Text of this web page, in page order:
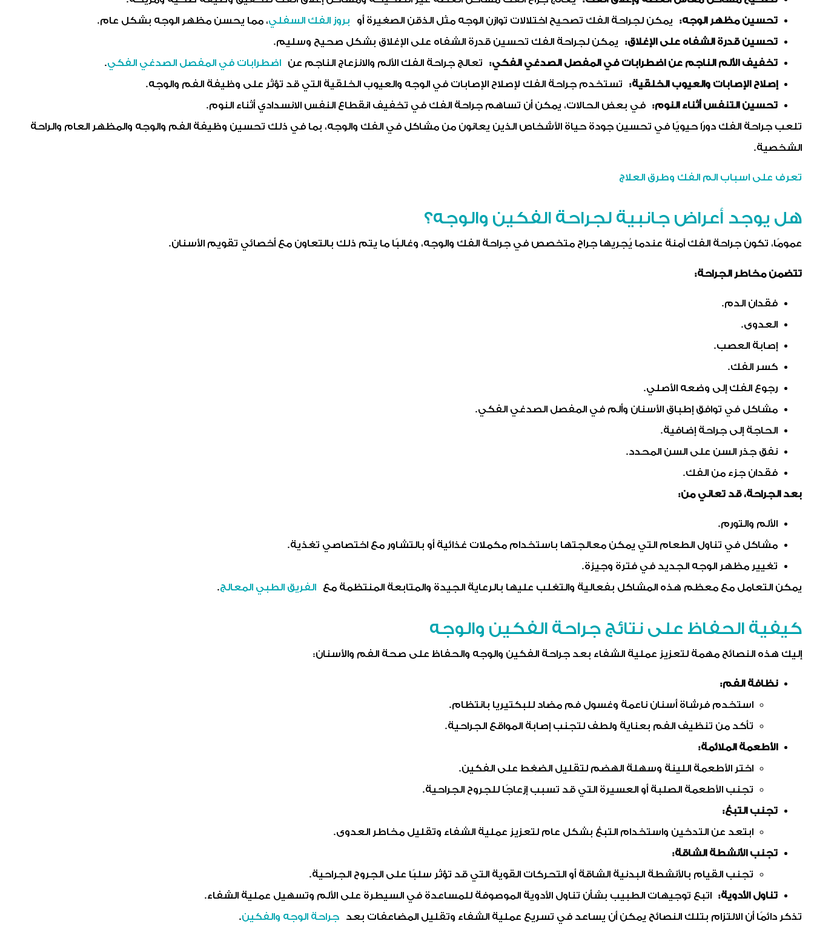
تحسين مظهر الوجه: يمكن لجراحة الفك تصحيح اختلالات توازن الوجه مثل الذقن الصغيرة أو بروز الفك السفلي، مما يحسن مظهر الوجه بشكل عام.
تحسين قدرة الشفاه على الإغلاق: يمكن لجراحة الفك تحسين قدرة الشفاه على الإغلاق بشكل صحيح وسليم.
تخفيف الألم الناجم عن اضطرابات في المفصل الصدغي الفكي: تعالج جراحة الفك الألم والانزعاج الناجم عن اضطرابات في المفصل الصدغي الفكي.
إصلاح الإصابات والعيوب الخلقية: تستخدم جراحة الفك لإصلاح الإصابات في الوجه والعيوب الخلقية التي قد تؤثر على وظيفة الفم والوجه.
تحسين التنفس أثناء النوم: في بعض الحالات، يمكن أن تساهم جراحة الفك في تخفيف انقطاع النفس الانسدادي أثناء النوم.
تلعب جراحة الفك دورًا حيويًا في تحسين جودة حياة الأشخاص الذين يعانون من مشاكل في الفك والوجه، بما في ذلك تحسين وظيفة الفم والوجه والمظهر العام والراحة
الشخصية.
تعرف على اسباب الم الفك​ وطرق العلاج
هل يوجد أعراض جانبية لجراحة الفكين والوجه؟
عمومًا، تكون جراحة الفك آمنة عندما يُجريها جراح متخصص في جراحة الفك والوجه، وغالبًا ما يتم ذلك بالتعاون مع أخصائي تقويم الأسنان.
تتضمن مخاطر الجراحة:
فقدان الدم.
العدوى.
إصابة العصب.
كسر الفك.
رجوع الفك إلى وضعه الأصلي.
مشاكل في توافق إطباق الأسنان وألم في المفصل الصدغي الفكي.
الحاجة إلى جراحة إضافية.
نفق جذر السن على السن المحدد.
فقدان جزء من الفك.
بعد الجراحة، قد تعاني من:
الألم والتورم.
مشاكل في تناول الطعام التي يمكن معالجتها باستخدام مكملات غذائية أو بالتشاور مع اختصاصي تغذية.
تغيير مظهر الوجه الجديد في فترة وجيزة.
يمكن التعامل مع معظم هذه المشاكل بفعالية والتغلب عليها بالرعاية الجيدة والمتابعة المنتظمة مع
الفريق الطبي المعالج.
كيفية الحفاظ على نتائج جراحة الفكين والوجه
إليك هذه النصائح مهمة لتعزيز عملية الشفاء بعد جراحة الفكين والوجه والحفاظ على صحة الفم والأسنان:
نظافة الفم:
استخدم فرشاة أسنان ناعمة وغسول فم مضاد للبكتيريا بانتظام.
تأكد من تنظيف الفم بعناية ولطف لتجنب إصابة المواقع الجراحية.
الأطعمة الملائمة:
اختر الأطعمة اللينة وسهلة الهضم لتقليل الضغط على الفكين.
تجنب الأطعمة الصلبة أو العسيرة التي قد تسبب إزعاجًا للجروح الجراحية.
تجنب التبغ:
ابتعد عن التدخين واستخدام التبغ بشكل عام لتعزيز عملية الشفاء وتقليل مخاطر العدوى.
تجنب الأنشطة الشاقة:
تجنب القيام بالأنشطة البدنية الشاقة أو التحركات القوية التي قد تؤثر سلبًا على الجروح الجراحية.
تناول الأدوية: اتبع توجيهات الطبيب بشأن تناول الأدوية الموصوفة للمساعدة في السيطرة على الألم وتسهيل عملية الشفاء.
تذكر دائمًا أن الالتزام بتلك النصائح يمكن أن يساعد في تسريع عملية الشفاء وتقليل المضاعفات بعد جراحة الوجه والفكين.